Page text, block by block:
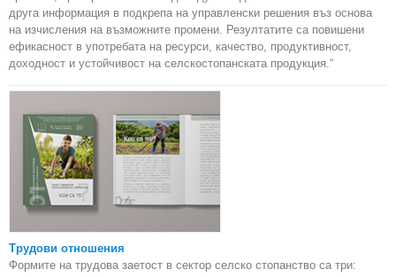
друга информация в подкрепа на управленски решения въз основа
на изчисления на възможните промени. Резултатите са повишени
ефикасност в употребата на ресурси, качество, продуктивност,
доходност и устойчивост на селскостопанската продукция.“
Трудови отношения
Формите на трудова заетост в сектор селско стопанство са три: